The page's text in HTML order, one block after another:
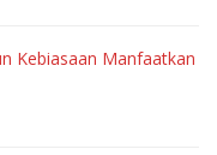
Kebiasaan Manfaatkan